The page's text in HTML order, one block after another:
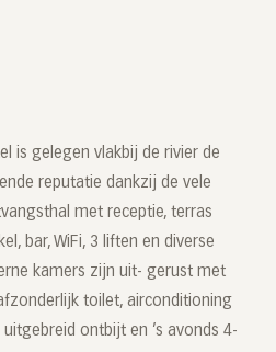
is gelegen vlakbij de rivier de
reputatie dankzij de vele
met receptie, terras
bar, WiFi, 3 liften en diverse
kamers zijn uit- gerust met
toilet, airconditioning
uitgebreid ontbijt en ’s avonds 4-